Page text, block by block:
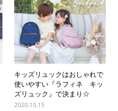
キッズリュックはおしゃれで
使いやすい『ラフィネ キッ
ズリュック』で決まり☆
2020.10.15